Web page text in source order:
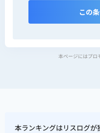
この
本ページにはプロ
本ランキングはリスログ